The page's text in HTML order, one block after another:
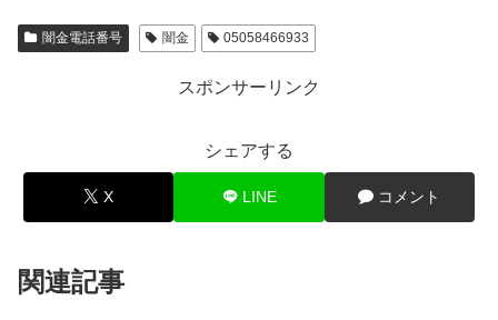
闇金電話番号 闇金 05058466933
スポンサーリンク
シェアする
X LINE コメント
関連記事